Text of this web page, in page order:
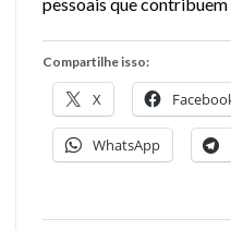
Compartilhe isso:
X
WhatsApp